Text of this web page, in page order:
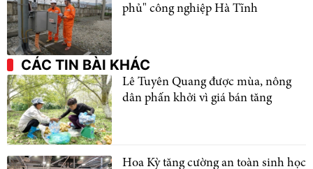
phủ" công nghiệp Hà Tĩnh
CÁC TIN BÀI KHÁC
Lê Tuyên Quang được mùa, nông
dân phấn khởi vì giá bán tăng
Hoa Kỳ tăng cường an toàn sinh học